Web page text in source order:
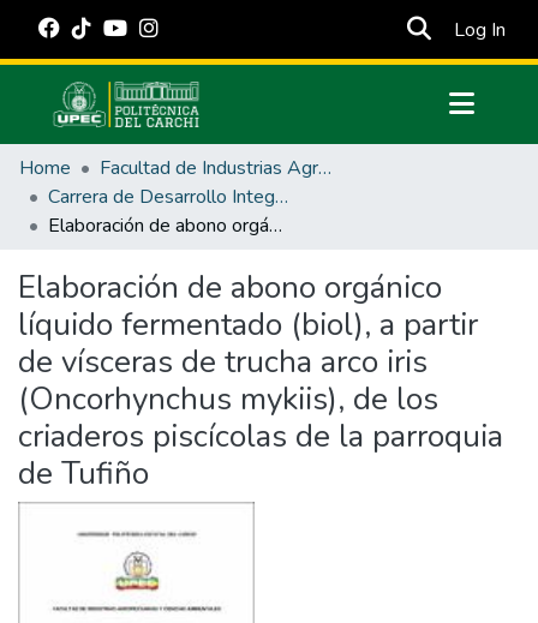
Log In
Communities & Collections
All of DSpace
Statistics
Estadísticas Externas
Manuales
Home
Facultad de Industrias Agropecuarias y Ciencias Ambientales
Carrera de Desarrollo Integral Agropecuario
Elaboración de abono orgánico líquido fermentado (biol), a partir de vísceras de trucha arco iris (Oncorhynchus mykiis), de los criaderos piscícolas de la parroquia de Tufiño
Elaboración de abono orgánico
líquido fermentado (biol), a partir
de vísceras de trucha arco iris
(Oncorhynchus mykiis), de los
criaderos piscícolas de la parroquia
de Tufiño